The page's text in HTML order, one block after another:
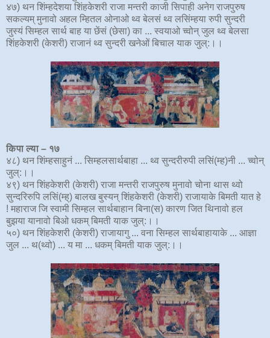
४७) थन शिंम्हदेशया शिंहकेशरी राजा मन्तरी काजी सिपाही अनेग राजपुरुष
सकल्यम् मुनावो अहल म्हितल ओनाओ थ्व बेलसं थ्व लसिंम्हया रुपी सुन्दरी
जुस्यं सिम्हल सार्थ बाह या छेंसं (छेसा) का ... स्वयाओ च्वोन् जुल थ्व बेलसा
शिंहकेशरी (केशरी) राजानं थ्व सुन्दरी खनेओं बिचाल याक जुल्:।।
किपा ल्या – १७
४८) थन शिंम्हसाहुनं ... सिम्हलसार्थबाहा ... थ्व सुन्दरीरुपी लसिं(म्ह)नी ... च्वोन्
जुल्:।।
४९) थन शिंहकेशरी (केशरी) राजा मन्तरी राजपुरुष मुनावो चोना थास थ्वो
सुन्दरिरुपि लसिं(म्ह्) बालख बुस्यन् शिंहकेशरी (केशरी) राजायाके बिमती यात हे
! महाराज जि स्वामी सिम्हल सार्थबाहान बिना(स) कारण जित थिनावो हल
बुझया यानावो बिओ धकम् बिमती याक जुल्:।।
५०) थन शिंहकेशरी (केशरी) राजायागु ... वना सिम्हल सार्थबाहायाके ... आज्ञा
जुल ... थ(थ्वो) ... य मा ... धकम् बिमती याक जुल्:।।